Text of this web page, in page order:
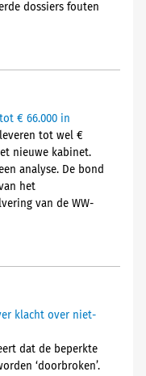
dossiers fouten
€ 66.000 in
tot wel €
nieuwe kabinet.
analyse. De bond
het
van de WW-
klacht over niet-
dat de beperkte
‘doorbroken’.